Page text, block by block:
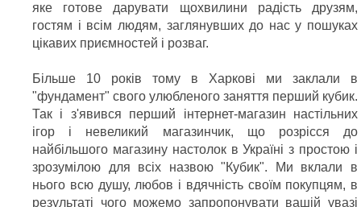
яке готове дарувати щохвилини радість друзям,
гостям і всім людям, заглянувших до нас у пошуках
цікавих приємностей і розваг.
Більше 10 років тому в Харкові ми заклали в
"фундамент" свого улюбленого заняття перший кубик.
Так і з'явився перший інтернет-магазин настільних
ігор і невеликий магазинчик, що розрісся до
найбільшого магазину настолок в Україні з простою і
зрозумілою для всіх назвою "Кубик". Ми вклали в
нього всю душу, любов і вдячність своїм покупцям, в
результаті чого можемо запропонувати вашій увазі